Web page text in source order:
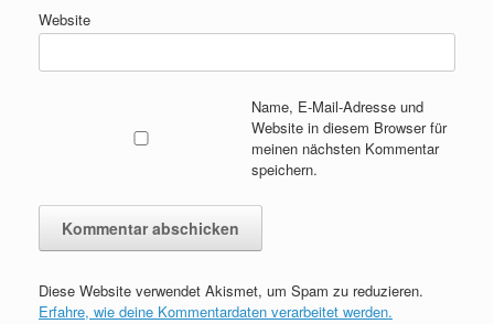
Website
Name, E-Mail-Adresse und
Website in diesem Browser für
meinen nächsten Kommentar
speichern.
Diese Website verwendet Akismet, um Spam zu reduzieren.
Erfahre, wie deine Kommentardaten verarbeitet werden.